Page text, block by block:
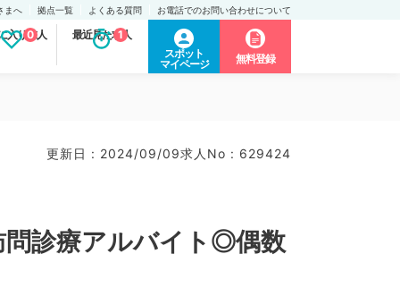
まへ 拠点一覧 よくある質問 お電話でのお問い合わせについて
入り求人
0 最近見た求人
1
スポット
マイページ
無料登録
更新日 : 2024/09/09求人No : 629424
問診療アルバイト◎偶数